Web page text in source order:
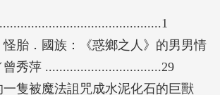
媒介記憶等議題。這些多樣的視角
一世紀台灣青壯作家小說的多元豐
也深化了對於當代台灣文學的研
個比較全面的流派系譜與背景地
胎．國族：《惑鄉之人》的男男情
秀萍 .................................29
隻被魔法詛咒成水泥化石的巨獸